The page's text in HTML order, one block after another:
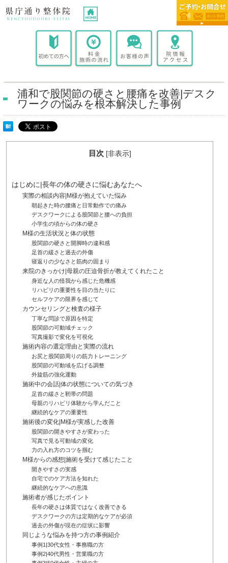
浦和で股関節の硬さと腰痛を改善|デスク
ワークの悩みを根本解決した事例
目次 [非表示]
はじめに|長年の体の硬さに悩むあなたへ
実際の相談内容|M様が抱えていた悩み
朝起きた時の腰痛と日常動作での痛み
デスクワークによる股関節と腰への負担
小学生の頃からの体の硬さ
M様の生活状況と体の状態
股関節の硬さと開脚時の違和感
足首の緩さと過去の外傷
寝返りの少なさと筋肉の固まり
来院のきっかけ|母親の圧迫骨折が教えてくれたこと
身近な人の怪我から感じた危機感
リハビリの重要性を目の当たりに
セルフケアの限界を感じて
カウンセリングと検査の様子
丁寧な問診で原因を特定
股関節の可動域チェック
写真撮影で変化を可視化
施術内容の選定理由と実際の流れ
お尻と股関節周りの筋力トレーニング
股関節の可動域を広げる調整
外旋筋の強化運動
施術中の会話|体の状態についての気づき
足首の緩さと靭帯の問題
母親のリハビリ体験から学んだこと
継続的なケアの重要性
施術後の変化|M様が実感した改善
股関節の開きやすさが変わった
写真で見る可動域の変化
力の入れ方のコツを掴む
M様からの感想|施術を受けて感じたこと
開きやすさの実感
自宅でのケア方法を知れた
継続的なケアへの意識
施術者が感じたポイント
長年の硬さは体質ではなく改善できる
デスクワークの方は定期的なケアが必須
過去の外傷が現在の症状に影響
同じような悩みを持つ方の事例紹介
事例1|30代女性・事務職の方
事例2|40代男性・営業職の方